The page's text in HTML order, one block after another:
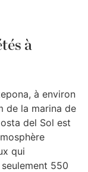
à
à environ
de la marina de
del Sol est
qui
550